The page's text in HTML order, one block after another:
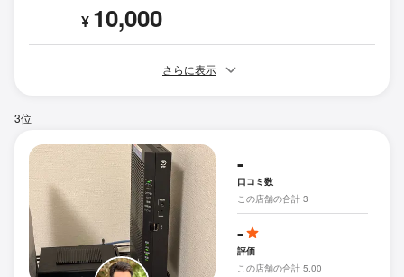
¥ 10,000
さらに表示
3位
-
口コミ数
この店舗の合計 3
-
評価
この店舗の合計 5.00